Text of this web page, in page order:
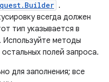
.
всегда должен
тип указывается в
Используйте методы
полей запроса.
для заполнения; все